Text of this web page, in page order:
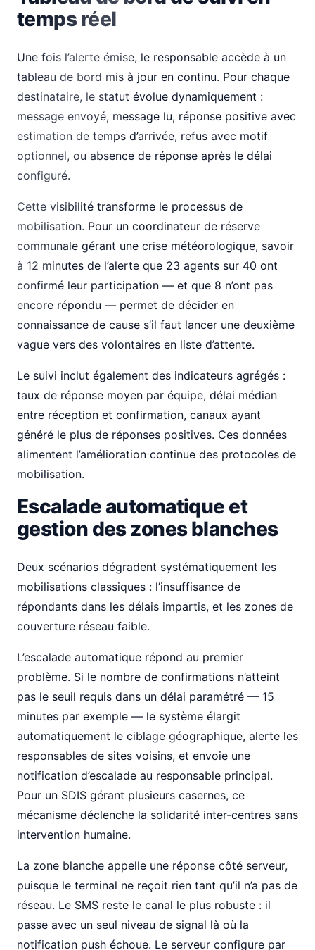
temps réel
Une fois l’alerte émise, le responsable accède à un
tableau de bord mis à jour en continu. Pour chaque
destinataire, le statut évolue dynamiquement :
message envoyé, message lu, réponse positive avec
estimation de temps d’arrivée, refus avec motif
optionnel, ou absence de réponse après le délai
configuré.
Cette visibilité transforme le processus de
mobilisation. Pour un coordinateur de réserve
communale gérant une crise météorologique, savoir
à 12 minutes de l’alerte que 23 agents sur 40 ont
confirmé leur participation — et que 8 n’ont pas
encore répondu — permet de décider en
connaissance de cause s’il faut lancer une deuxième
vague vers des volontaires en liste d’attente.
Le suivi inclut également des indicateurs agrégés :
taux de réponse moyen par équipe, délai médian
entre réception et confirmation, canaux ayant
généré le plus de réponses positives. Ces données
alimentent l’amélioration continue des protocoles de
mobilisation.
Escalade automatique et
gestion des zones blanches
Deux scénarios dégradent systématiquement les
mobilisations classiques : l’insuffisance de
répondants dans les délais impartis, et les zones de
couverture réseau faible.
L’escalade automatique répond au premier
problème. Si le nombre de confirmations n’atteint
pas le seuil requis dans un délai paramétré — 15
minutes par exemple — le système élargit
automatiquement le ciblage géographique, alerte les
responsables de sites voisins, et envoie une
notification d’escalade au responsable principal.
Pour un SDIS gérant plusieurs casernes, ce
mécanisme déclenche la solidarité inter-centres sans
intervention humaine.
La zone blanche appelle une réponse côté serveur,
puisque le terminal ne reçoit rien tant qu’il n’a pas de
réseau. Le SMS reste le canal le plus robuste : il
passe avec un seul niveau de signal là où la
notification push échoue. Le serveur configure par